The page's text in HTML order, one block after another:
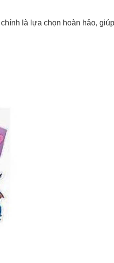
là lựa chọn hoàn hảo,